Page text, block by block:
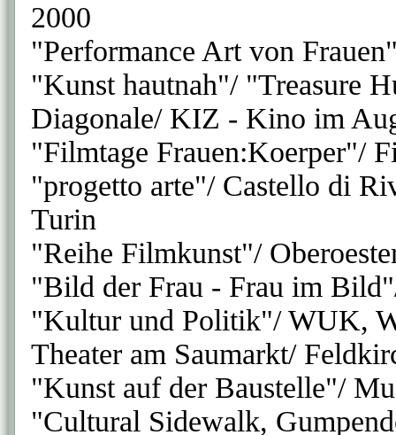
2000
"Performance Art von
"Kunst hautnah"/ "Treasure
Diagonale/ KIZ - Kino im
"Filmtage Frauen:Koerper"/
"progetto arte"/ Castello di
Turin
"Reihe Filmkunst"/
"Bild der Frau - Frau im
"Kultur und Politik"/ WUK,
Theater am Saumarkt/
"Kunst auf der Baustelle"/
"Cultural Sidewalk,